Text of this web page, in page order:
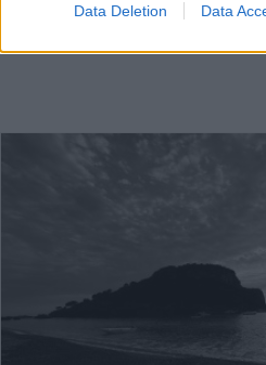
Data Deletion Data